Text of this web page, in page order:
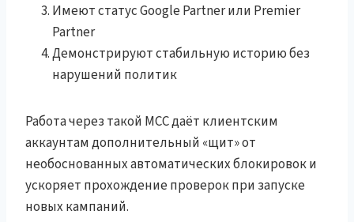
Имеют статус Google Partner или Premier
Partner
Демонстрируют стабильную историю без
нарушений политик
Работа через такой MCC даёт клиентским
аккаунтам дополнительный «щит» от
необоснованных автоматических блокировок и
ускоряет прохождение проверок при запуске
новых кампаний.